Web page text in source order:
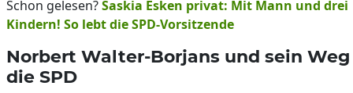
Schon gelesen?Saskia Esken privat: Mit Mann und drei
Kindern! So lebt die SPD-Vorsitzende
Norbert Walter-Borjans und sein
die SPD